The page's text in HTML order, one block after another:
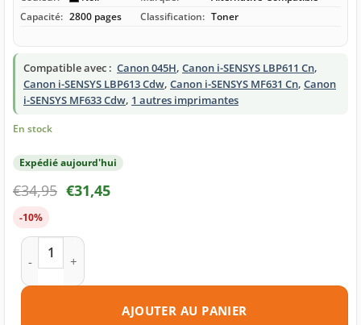
Capacité: 2800 pages Classification: Toner
Compatible avec : Canon 045H, Canon i-SENSYS LBP611 Cn,
Canon i-SENSYS LBP613 Cdw, Canon i-SENSYS MF631 Cn, Canon
i-SENSYS MF633 Cdw, 1 autres imprimantes
En stock
Expédié aujourd'hui
€34,95 €31,45
-10%
quantité de Toner compatible Canon 045H noire
AJOUTER AU PANIER